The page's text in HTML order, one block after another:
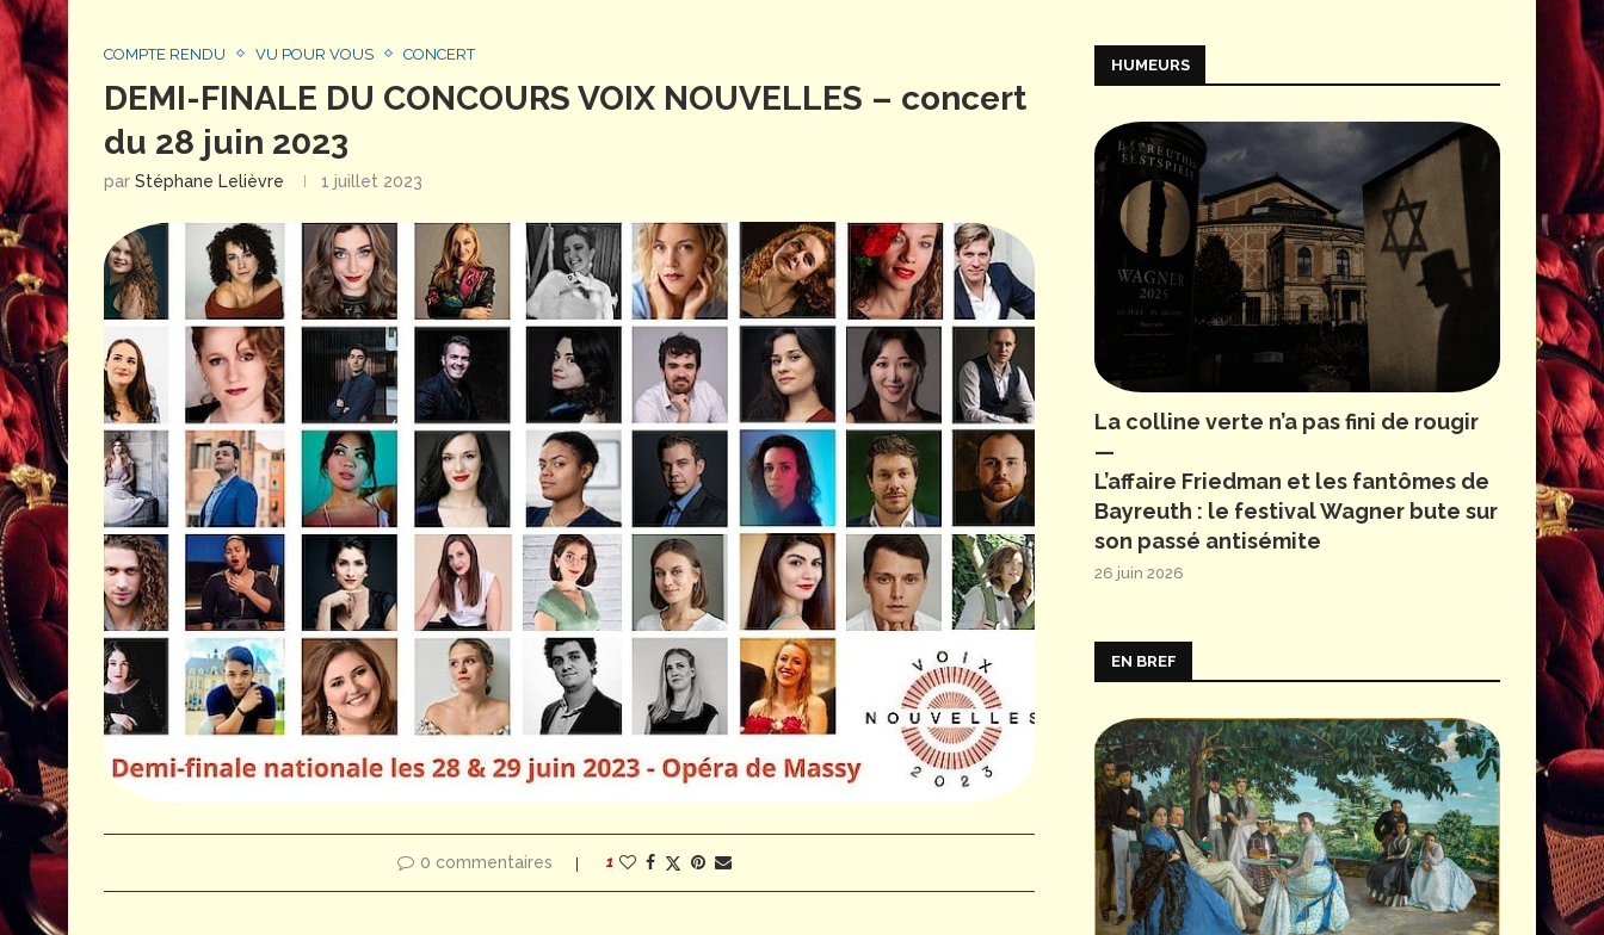
COMPTE RENDU VU POUR VOUS CONCERT
DEMI-FINALE DU CONCOURS VOIX NOUVELLES – concert
du 28 juin 2023
par Stéphane Lelièvre 1 juillet 2023
0 commentaires 1
HUMEURS
La colline verte n’a pas fini de rougir
—
L’affaire Friedman et les fantômes de
Bayreuth : le festival Wagner bute sur
son passé antisémite
26 juin 2026
EN BREF